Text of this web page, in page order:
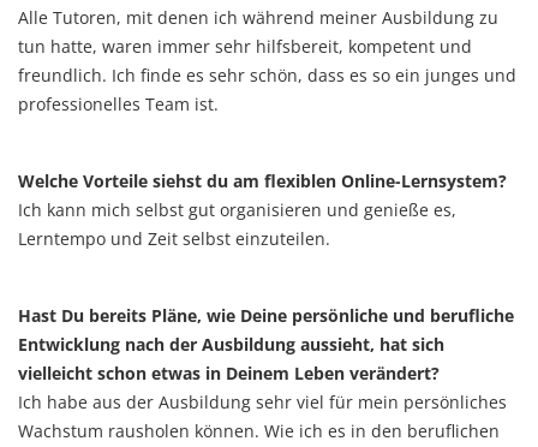
Alle Tutoren, mit denen ich während meiner Ausbildung zu
tun hatte, waren immer sehr hilfsbereit, kompetent und
freundlich. Ich finde es sehr schön, dass es so ein junges und
professionelles Team ist.
Welche Vorteile siehst du am flexiblen Online-Lernsystem?
Ich kann mich selbst gut organisieren und genieße es,
Lerntempo und Zeit selbst einzuteilen.
Hast Du bereits Pläne, wie Deine persönliche und berufliche
Entwicklung nach der Ausbildung aussieht, hat sich
vielleicht schon etwas in Deinem Leben verändert?
Ich habe aus der Ausbildung sehr viel für mein persönliches
Wachstum rausholen können. Wie ich es in den beruflichen